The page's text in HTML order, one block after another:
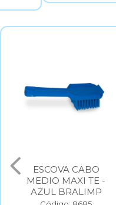
ESCOVA CABO
MEDIO MAXI TE -
AZUL BRALIMP